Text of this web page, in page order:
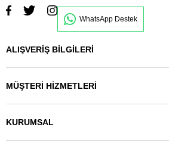
WhatsApp Destek
ALIŞVERİŞ BİLGİLERİ
MÜŞTERİ HİZMETLERİ
KURUMSAL